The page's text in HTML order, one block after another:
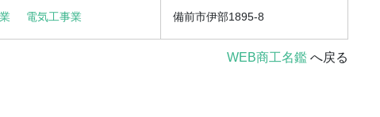
電気工事業 備前市伊部1895-8
WEB商工名鑑 へ戻る